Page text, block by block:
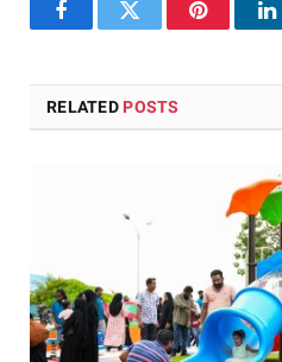
FacebookTwitter Pinterest
RELATED POSTS